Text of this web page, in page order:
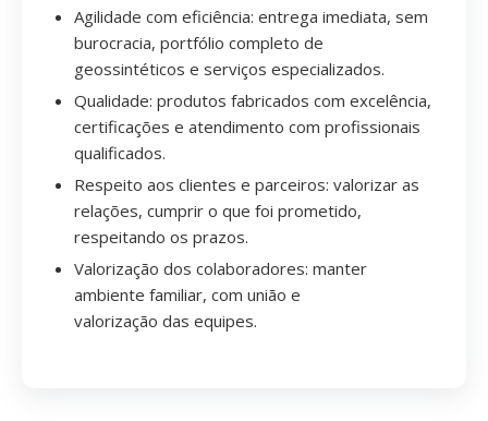
Agilidade com eficiência: entrega imediata, sem
burocracia, portfólio completo de
geossintéticos e serviços especializados.
Qualidade: produtos fabricados com excelência,
certificações e atendimento com profissionais
qualificados.
Respeito aos clientes e parceiros: valorizar as
relações, cumprir o que foi prometido,
respeitando os prazos.
Valorização dos colaboradores: manter
ambiente familiar, com união e
valorização das equipes.